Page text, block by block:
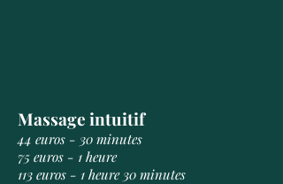
Massage intuitif
44 euros - 30 minutes
75 euros - 1 heure
113 euros - 1 heure 30 minutes